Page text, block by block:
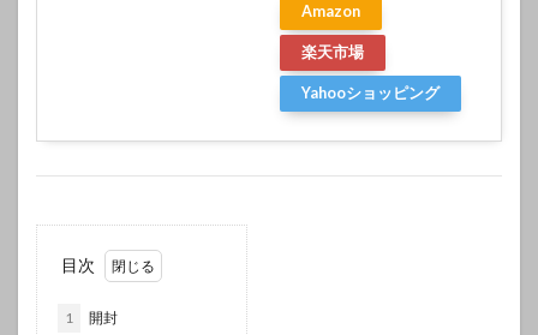
Amazon
楽天市場
Yahooショッピング
目次
1 開封